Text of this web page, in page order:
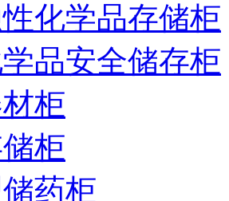
化学品存储柜
品安全储存柜
柜
柜
药柜